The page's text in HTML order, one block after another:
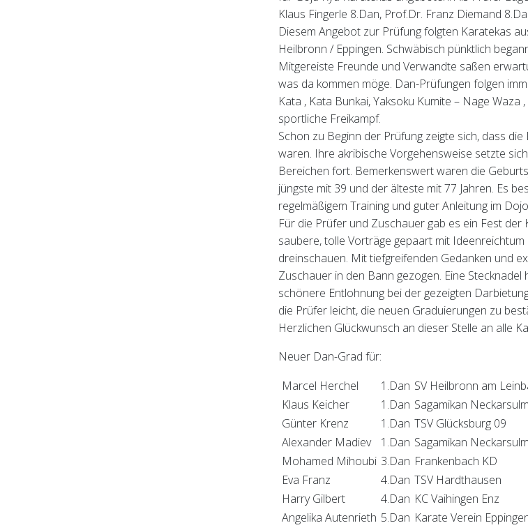
Klaus Fingerle 8.Dan, Prof.Dr. Franz Diemand
Diesem Angebot zur Prüfung folgten Karatekas
Heilbronn / Eppingen. Schwäbisch pünktlich
Mitgereiste Freunde und Verwandte saßen
was da kommen möge. Dan-Prüfungen folgen
Kata , Kata Bunkai, Yaksoku Kumite – Nage
sportliche Freikampf.
Schon zu Beginn der Prüfung zeigte sich, dass
waren. Ihre akribische Vorgehensweise setzte
Bereichen fort. Bemerkenswert waren die
jüngste mit 39 und der älteste mit 77 Jahren. Es
regelmäßigem Training und guter Anleitung im
Für die Prüfer und Zuschauer gab es ein Fest der
saubere, tolle Vorträge gepaart mit
dreinschauen. Mit tiefgreifenden Gedanken und
Zuschauer in den Bann gezogen. Eine
schönere Entlohnung bei der gezeigten
die Prüfer leicht, die neuen Graduierungen zu
Herzlichen Glückwunsch an dieser Stelle an alle
Neuer Dan-Grad für:
Marcel Herchel
1.Dan SV Heilbronn am
Klaus Keicher
1.Dan Sagamikan Neckarsulm
Günter Krenz
1.Dan TSV Glücksburg 09
Alexander Madiev
1.Dan Sagamikan Neckarsulm
Mohamed Mihoubi 3.Dan Frankenbach KD
Eva Franz
4.Dan TSV Hardthausen
Harry Gilbert
4.Dan KC Vaihingen Enz
Angelika Autenrieth 5.Dan Karate Verein Eppingen